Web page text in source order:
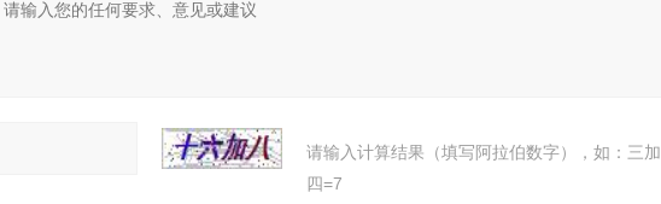
请输入计算结果（填写阿拉伯数字），如：三加
四=7